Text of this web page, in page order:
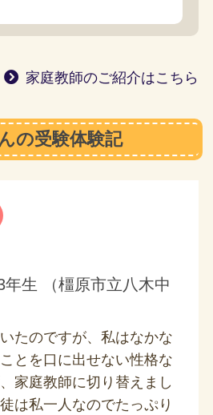
家庭教師のご紹介はこちら
の受験体験記
生 （橿原市立八木中
たのですが、私はなかな
とを口に出せない性格な
家庭教師に切り替えまし
は私一人なのでたっぷり